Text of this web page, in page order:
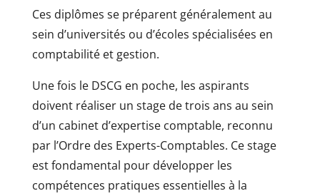
Ces diplômes se préparent généralement au
sein d’universités ou d’écoles spécialisées en
comptabilité et gestion.
Une fois le DSCG en poche, les aspirants
doivent réaliser un stage de trois ans au sein
d’un cabinet d’expertise comptable, reconnu
par l’Ordre des Experts-Comptables. Ce stage
est fondamental pour développer les
compétences pratiques essentielles à la